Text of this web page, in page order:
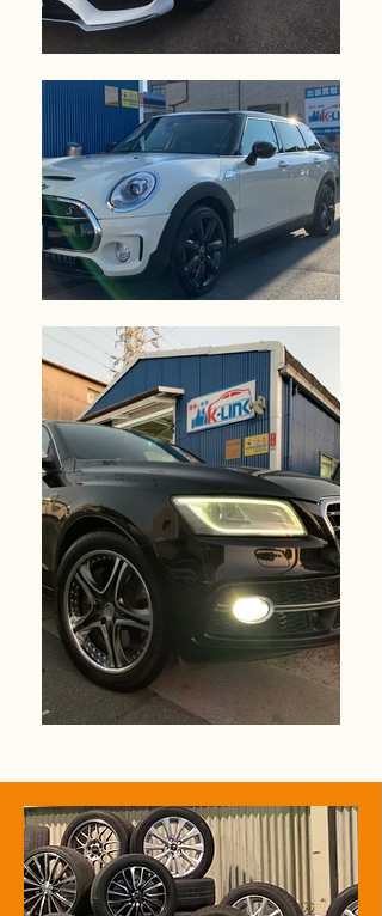
Esperamos darle la bienvenida
Lun-Vie: 9:00-19:30